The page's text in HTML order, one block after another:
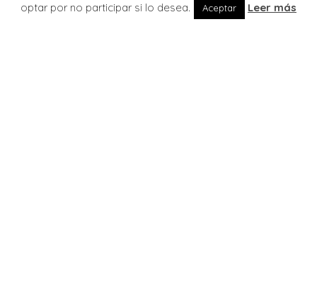
optar por no participar si lo desea.
Aceptar Leer más